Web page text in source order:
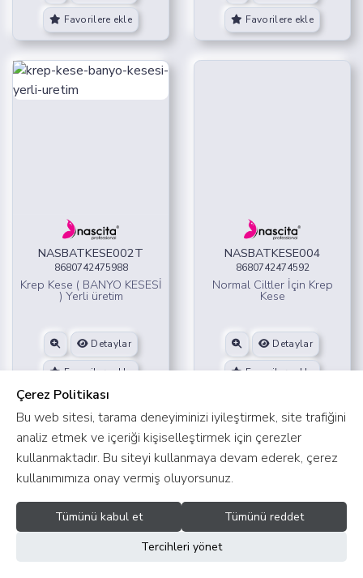
Favorilere ekle Favorilere ekle
NASBATKESE002T
8680742475988
Krep Kese ( BANYO KESESİ
) Yerli üretim
Detaylar
Favorilere ekle
NASBATKESE004
8680742474592
Normal Ciltler İçin Krep
Kese
Detaylar
Favorilere ekle
Çerez Politikası
Bu web sitesi, tarama deneyiminizi iyileştirmek, site trafiğini
analiz etmek ve içeriği kişiselleştirmek için çerezler
kullanmaktadır. Bu siteyi kullanmaya devam ederek, çerez
kullanımımıza onay vermiş oluyorsunuz.
Tümünü kabul et
Tümünü reddet
Tercihleri yönet